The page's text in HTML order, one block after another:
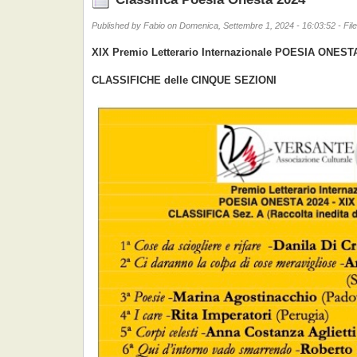
Published by Fabio on Domenica, Settembre 1, 2024 - 16:03:52 -
XIX Premio Letterario Internazionale POESIA
CLASSIFICHE delle CINQUE SEZIONI